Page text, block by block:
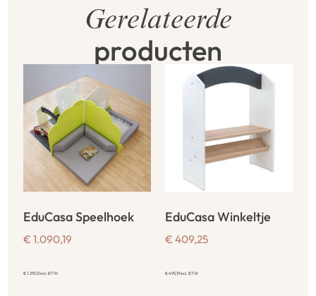
Gerelateerde
producten
EduCasa Speelhoek
€ 1.090,19
€1.319,13incl. BTW
EduCasa Winkeltje
€ 409,25
€495,19incl. BTW